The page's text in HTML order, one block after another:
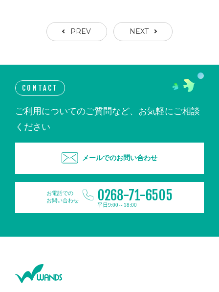
PREV NEXT
CONTACT
ご利用についてのご質問など、お気軽にご相談
ください
メールでのお問い合わせ
お電話での
お問い合わせ
0268-71-6505
平日9:00～18:00